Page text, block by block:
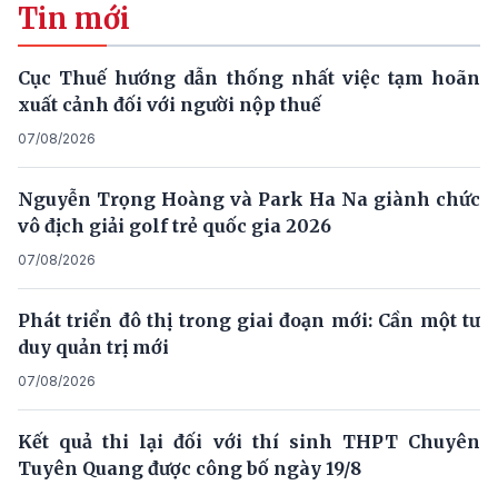
Tin mới
Cục Thuế hướng dẫn thống nhất việc tạm hoãn
xuất cảnh đối với người nộp thuế
07/08/2026
Nguyễn Trọng Hoàng và Park Ha Na giành chức
vô địch giải golf trẻ quốc gia 2026
07/08/2026
Phát triển đô thị trong giai đoạn mới: Cần một tư
duy quản trị mới
07/08/2026
Kết quả thi lại đối với thí sinh THPT Chuyên
Tuyên Quang được công bố ngày 19/8